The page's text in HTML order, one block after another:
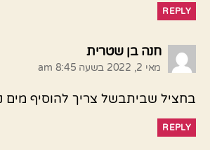
REPLY
חנה בן שטריתאומר:
מאי 2, 2022 בשעה 8:45 am
בחציל שביתבשל צריך להוסיף מים
REPLY